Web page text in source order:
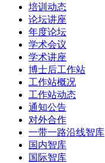
培训动态
论坛讲座
年度论坛
学术会议
学术讲座
博士后工作站
工作站概况
工作站动态
通知公告
对外合作
一带一路沿线智库
国内智库
国际智库